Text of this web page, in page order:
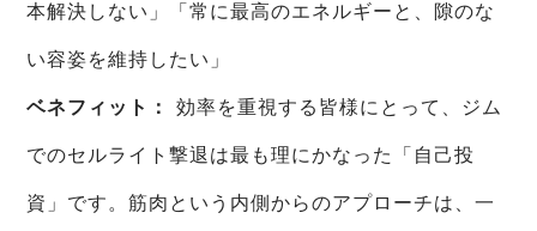
本解決しない」「常に最高のエネルギーと、隙のな
い容姿を維持したい」
ベネフィット：
効率を重視する皆様にとって、ジム
でのセルライト撃退は最も理にかなった「自己投
資」です。筋肉という内側からのアプローチは、一